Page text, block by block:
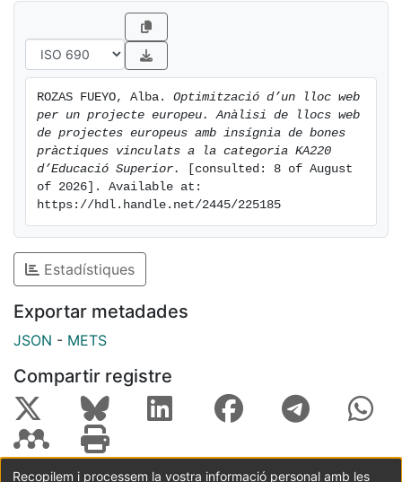
ROZAS FUEYO, Alba. Optimització d’un lloc web
per un projecte europeu. Anàlisi de llocs web
de projectes europeus amb insígnia de bones
pràctiques vinculats a la categoria KA220
d’Educació Superior.
[consulted: 8 of August
of 2026]. Available at:
https://hdl.handle.net/2445/225185
Estadístiques
Exportar metadades
JSON - METS
Compartir registre
Recopilem i processem la vostra informació personal amb les